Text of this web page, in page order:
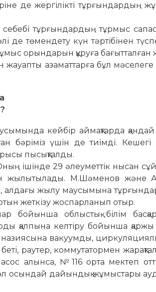
де жергілікті тұрғындардың
тұрғындардың тұрмыс
тө­мендету күн тәртібінен
орын­дарын құруға бағытталған
жауапты азаматтарға бұл
кейбір аймақтарда
бә­ріміз үшін де тиімді. Кешегі
пысықталды.
ішінде 29 әлеуметтік нысан
жы­лы­­тылады. М.Шәменов және
алдағы жылу маусымына
жеткізу жоспарланып отыр.
бо­йын­­­ша облыстық білім
қал­пына келтіру бойынша қаржы
вакуумды,
раутер, коммутатормен
алынса, №116 орта мектеп
осындай дайындық жұмыстары